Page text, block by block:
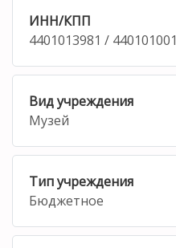
ИНН/КПП
4401013981 / 440101001
Вид учреждения
Музей
Тип учреждения
Бюджетное